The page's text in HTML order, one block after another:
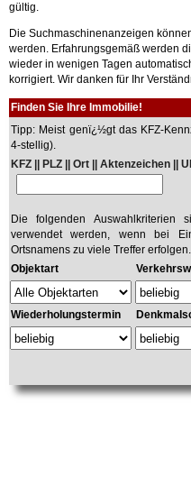
gültig.
Die Suchmaschinenanzeigen
werden. Erfahrungsgemäß werden
wieder in wenigen Tagen
korrigiert. Wir danken für Ihr
Finden Sie Ihre Immobilie!
Tipp: Meist genï¿½gt das KFZ-
4-stellig).
KFZ || PLZ || Ort || Aktenzeichen ||
Die folgenden
verwendet werden, wenn bei
Ortsnamens zu viele Treffer erfolgen.
Objektart
Wiederholungstermin